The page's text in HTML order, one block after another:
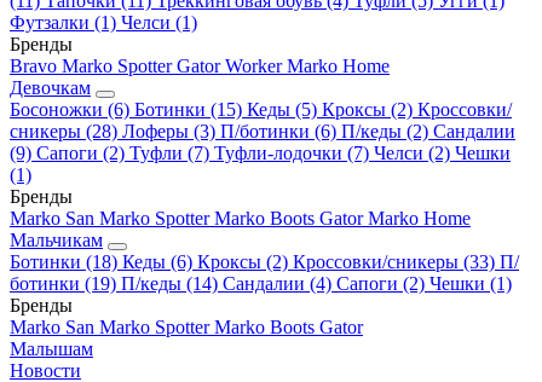
Футзалки (1) Челси (1)
Бренды
Bravo Marko Spotter Gator Worker Marko Home
Девочкам
Босоножки (6) Ботинки (15) Кеды (5) Кроксы (2) Кроссовки/
сникеры (28) Лоферы (3) П/ботинки (6) П/кеды (2) Сандалии
(9) Сапоги (2) Туфли (7) Туфли-лодочки (7) Челси (2) Чешки
(1)
Бренды
Marko San Marko Spotter Marko Boots Gator Marko Home
Мальчикам
Ботинки (18) Кеды (6) Кроксы (2) Кроссовки/сникеры (33) П/
ботинки (19) П/кеды (14) Сандалии (4) Сапоги (2) Чешки (1)
Бренды
Marko San Marko Spotter Marko Boots Gator
Малышам
Новости